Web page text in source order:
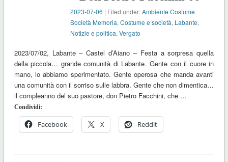
2023-07-06 | Filed under:Ambiente Costume
Società Memoria,Costume e società, Labante,
Notizie e politica,Vergato
2023/07/02, Labante – Castel d’Aiano – Festa a sorpresa quella
della piccola… grande comunità di Labante. Gente con il cuore in
mano, lo abbiamo sperimentato. Gente operosa che manda avanti
una comunità con il sorriso sulle labbra. Gente che non dimentica…
il compleanno del suo pastore, don Pietro Facchini, che …
Condividi:
Facebook X Reddit